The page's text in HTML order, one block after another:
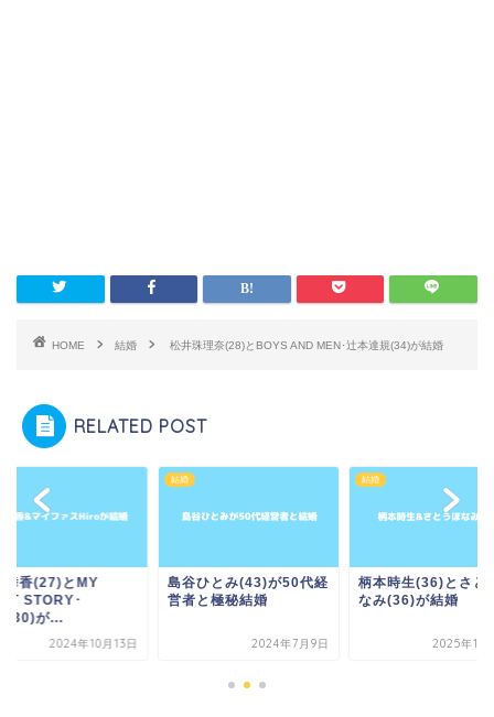
HOME 結婚 松井珠理奈(28)とBOYS AND MEN･辻本達規(34)が結婚
RELATED POST
舞香(27)とMY
STORY･
が...
2024年10月13日
結婚
島谷ひとみ(43)が50代経
営者と極秘結婚
2024年7月9日
結婚
柄本時生(36)とさと
なみ(36)が結婚
2025年11